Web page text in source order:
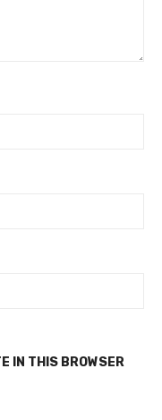
IN THIS BROWSER